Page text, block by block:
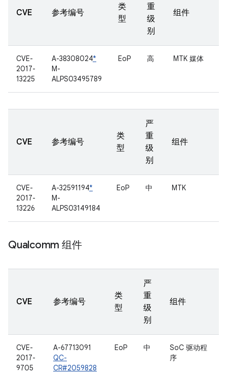
CVE 参考编号
类
型
重
级
别
组件
CVE-
2017-
13225
A-38308024*
M-
ALPS03495789
EoP 高 MTK 媒体
CVE 参考编号
类
型
严
重
级
别
组件
CVE-
2017-
13226
A-32591194*
M-
ALPS03149184
EoP 中 MTK
Qualcomm 组件
CVE 参考编号
类
型
严
重
级
别
组件
CVE-
2017-
9705
A-67713091
QC-
CR#2059828
EoP 中
SoC 驱动程
序